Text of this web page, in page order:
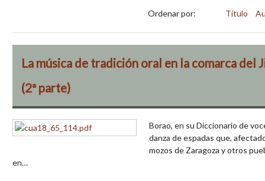
Ordenar por: Título
La música de tradición oral en la comarca del
(2ª parte)
Borao, en su Diccionario de
danza de espadas que,
mozos de Zaragoza y otros
en…